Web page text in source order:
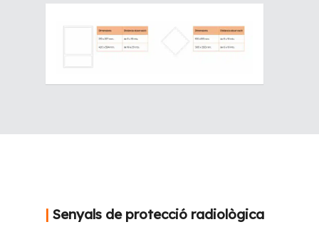
| Senyals de protecció radiològica